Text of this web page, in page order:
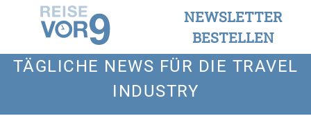
NEWSLETTER
BESTELLEN
TÄGLICHE NEWS FÜR DIE TRAVEL
INDUSTRY